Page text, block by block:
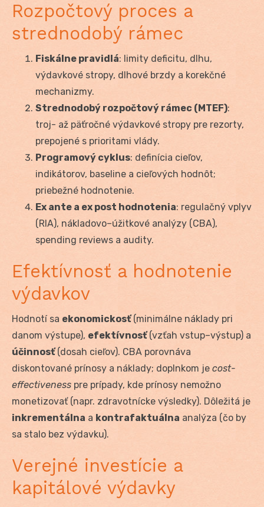
Rozpočtový proces a
strednodobý rámec
Fiskálne pravidlá: limity deficitu, dlhu,
výdavkové stropy, dlhové brzdy a korekčné
mechanizmy.
Strednodobý rozpočtový rámec (MTEF):
troj- až päťročné výdavkové stropy pre rezorty,
prepojené s prioritami vlády.
Programový cyklus: definícia cieľov,
indikátorov, baseline a cieľových hodnôt;
priebežné hodnotenie.
Ex ante a ex post hodnotenia: regulačný vplyv
(RIA), nákladovo–úžitkové analýzy (CBA),
spending reviews a audity.
Efektívnosť a hodnotenie
výdavkov
Hodnotí sa ekonomickosť(minimálne náklady pri
danom výstupe), efektívnosť(vzťah vstup–výstup) a
účinnosť(dosah cieľov). CBA porovnáva
diskontované prínosy a náklady; doplnkom je cost-
effectiveness pre prípady, kde prínosy nemožno
monetizovať (napr. zdravotnícke výsledky). Dôležitá je
inkrementálna a kontrafaktuálna analýza (čo by
sa stalo bez výdavku).
Verejné investície a
kapitálové výdavky